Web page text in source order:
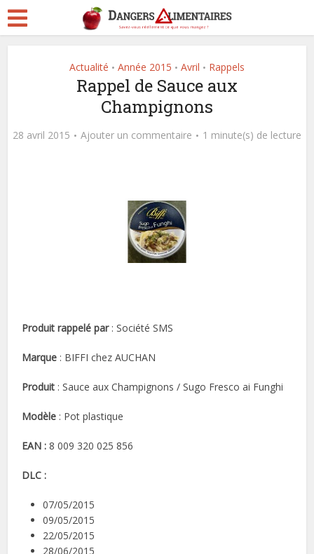
Actualité • Année 2015 • Avril • Rappels
Rappel de Sauce aux
Champignons
28 avril 2015 Ajouter un commentaire 1 minute(s) de lecture
Produit rappelé par : Société SMS
Marque : BIFFI chez AUCHAN
Produit : Sauce aux Champignons / Sugo Fresco ai Funghi
Modèle : Pot plastique
EAN : 8 009 320 025 856
DLC :
07/05/2015
09/05/2015
22/05/2015
28/06/2015